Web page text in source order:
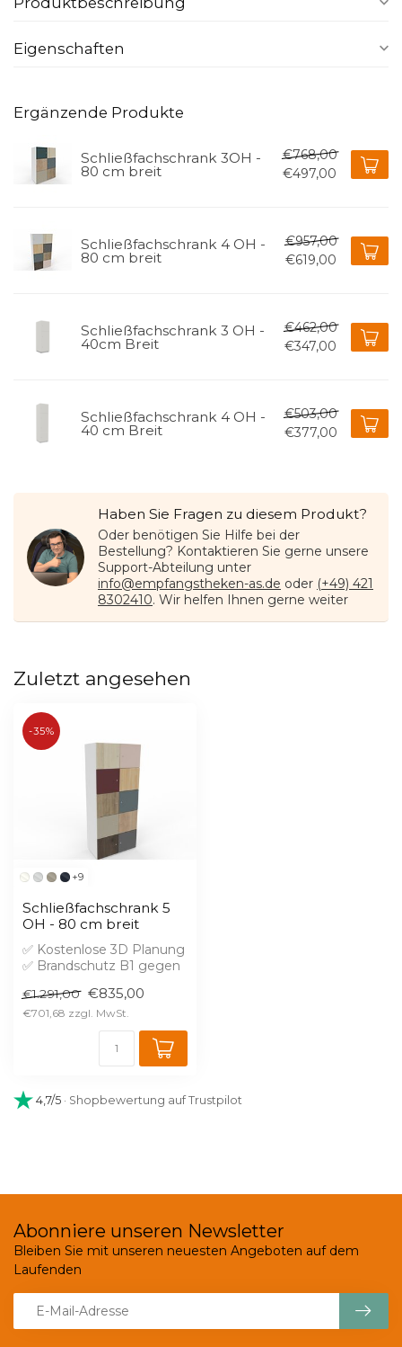
Eigenschaften
Ergänzende Produkte
Schließfachschrank 3OH -
80 cm breit
€768,00
€497,00
Schließfachschrank 4 OH -
80 cm breit
€957,00
€619,00
Schließfachschrank 3 OH -
40cm Breit
€462,00
€347,00
Schließfachschrank 4 OH -
40 cm Breit
€503,00
€377,00
Haben Sie Fragen zu diesem Produkt?
Oder benötigen Sie Hilfe bei der
Bestellung? Kontaktieren Sie gerne unsere
Support-Abteilung unter
info@empfangstheken-as.de oder (+49) 421
8302410. Wir helfen Ihnen gerne weiter
Zuletzt angesehen
+9
-35%
Schließfachschrank 5
OH - 80 cm breit
✅ Kostenlose 3D Planung
✅ Brandschutz B1 gegen
✅ Vorka...
€1.291,00 €835,00
€701,68
4,7/5 · Shopbewertung auf Trustpilot
Abonniere unseren Newsletter
Bleiben Sie mit unseren neuesten Angeboten auf dem
Laufenden